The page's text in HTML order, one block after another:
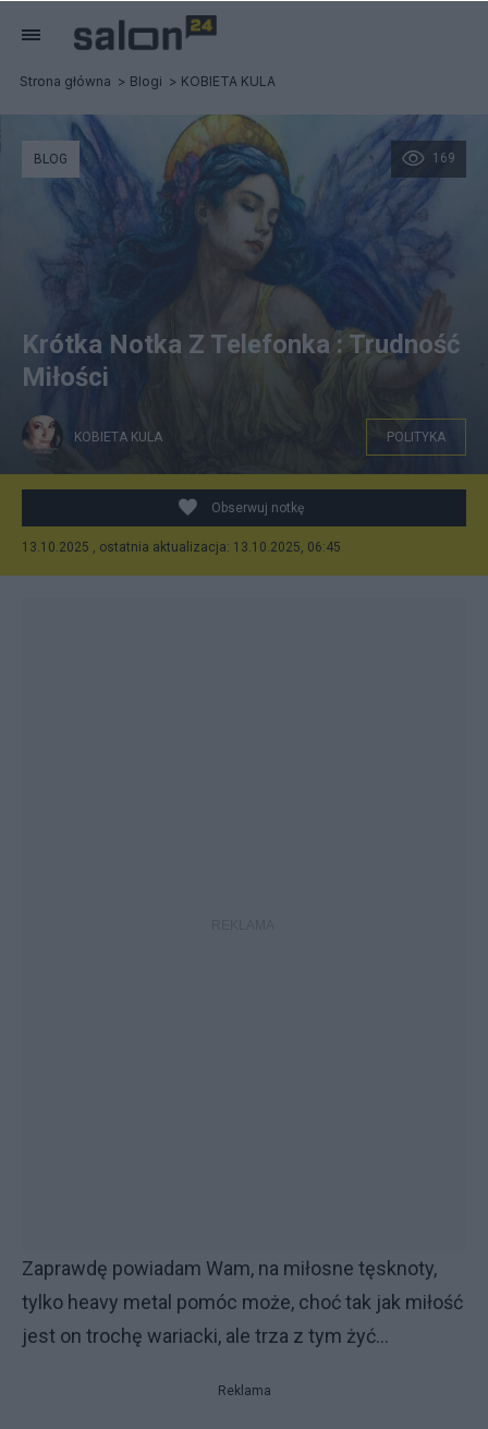
Strona główna Blogi KOBIETA KULA
169
BLOG
Krótka Notka Z Telefonka : Trudność
Miłości
KOBIETA KULA POLITYKA
Obserwuj notkę
13.10.2025 , ostatnia aktualizacja: 13.10.2025, 06:45
Zaprawdę powiadam Wam, na miłosne tęsknoty,
tylko heavy metal pomóc może, choć tak jak miłość
jest on trochę wariacki, ale trza z tym żyć...
Reklama